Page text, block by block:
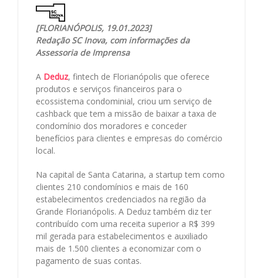
[FLORIANÓPOLIS, 19.01.2023]
Redação SC Inova, com informações da
Assessoria de Imprensa
A Deduz, fintech de Florianópolis que oferece
produtos e serviços financeiros para o
ecossistema condominial, criou um serviço de
cashback que tem a missão de baixar a taxa de
condomínio dos moradores e conceder
benefícios para clientes e empresas do comércio
local.
Na capital de Santa Catarina, a startup tem como
clientes 210 condomínios e mais de 160
estabelecimentos credenciados na região da
Grande Florianópolis. A Deduz também diz ter
contribuído com uma receita superior a R$ 399
mil gerada para estabelecimentos e auxiliado
mais de 1.500 clientes a economizar com o
pagamento de suas contas.